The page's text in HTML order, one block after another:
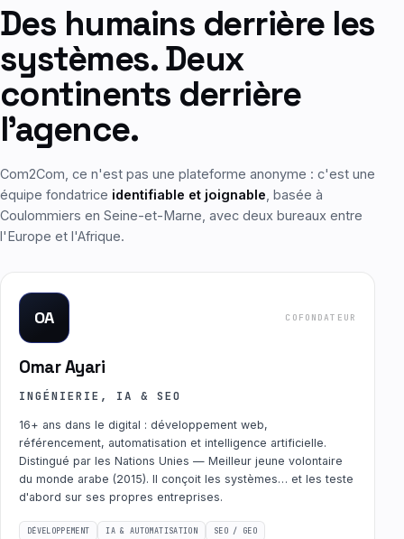
Des humains derrière les
systèmes. Deux
continents derrière
l'agence.
Com2Com, ce n'est pas une plateforme anonyme : c'est une
équipe fondatrice identifiable et joignable , basée à
Coulommiers en Seine-et-Marne, avec deux bureaux entre
l'Europe et l'Afrique.
OA COFONDATEUR
Omar Ayari
INGÉNIERIE, IA & SEO
16+ ans dans le digital : développement web,
référencement, automatisation et intelligence artificielle.
Distingué par les Nations Unies — Meilleur jeune volontaire
du monde arabe (2015). Il conçoit les systèmes… et les teste
d'abord sur ses propres entreprises.
DÉVELOPPEMENT IA & AUTOMATISATION SEO / GEO